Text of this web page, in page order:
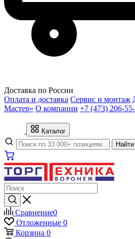
Доставка по России
Оплата и доставка Сервис и монтаж
Мастер» О компании +7 (473) 206-
Каталог
Найти
Сравнение0
Отложенные 0
Корзина 0